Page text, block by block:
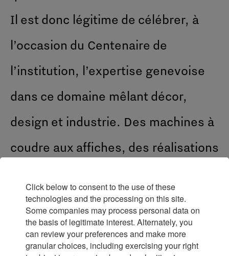
Il est donc légitime de célébrer, à
l’occasion du Centenaire de
l’institution, l’expertise genevoise
dans ce domaine mêlant décor,
design et industrie. Des machines à
coudre aux affiches, des réalisations
intérieure, tous ces objets
contribuent à faire découvrir un
patrimoine à l’identité genevoise
Click below to consent to the use of these
technologies and the processing on this site.
Some companies may process personal data on
the basis of legitimate interest. Alternately, you
can review your preferences and make more
granular choices, including exercising your right